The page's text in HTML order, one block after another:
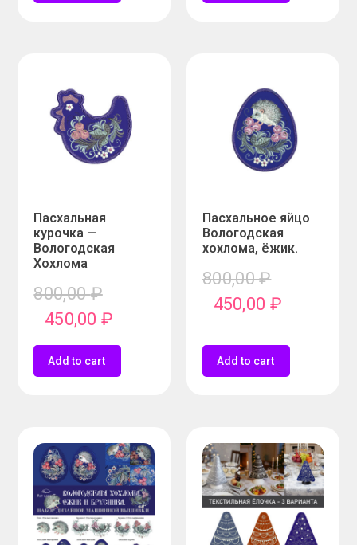
Пасхальная
курочка —
Вологодская
Хохлома
800,00₽
450,00₽
Add to cart
Пасхальное яйцо
Вологодская
хохлома, ёжик.
800,00₽
450,00 ₽
Add to cart